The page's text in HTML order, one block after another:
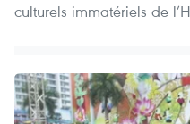
culturels immatériels de